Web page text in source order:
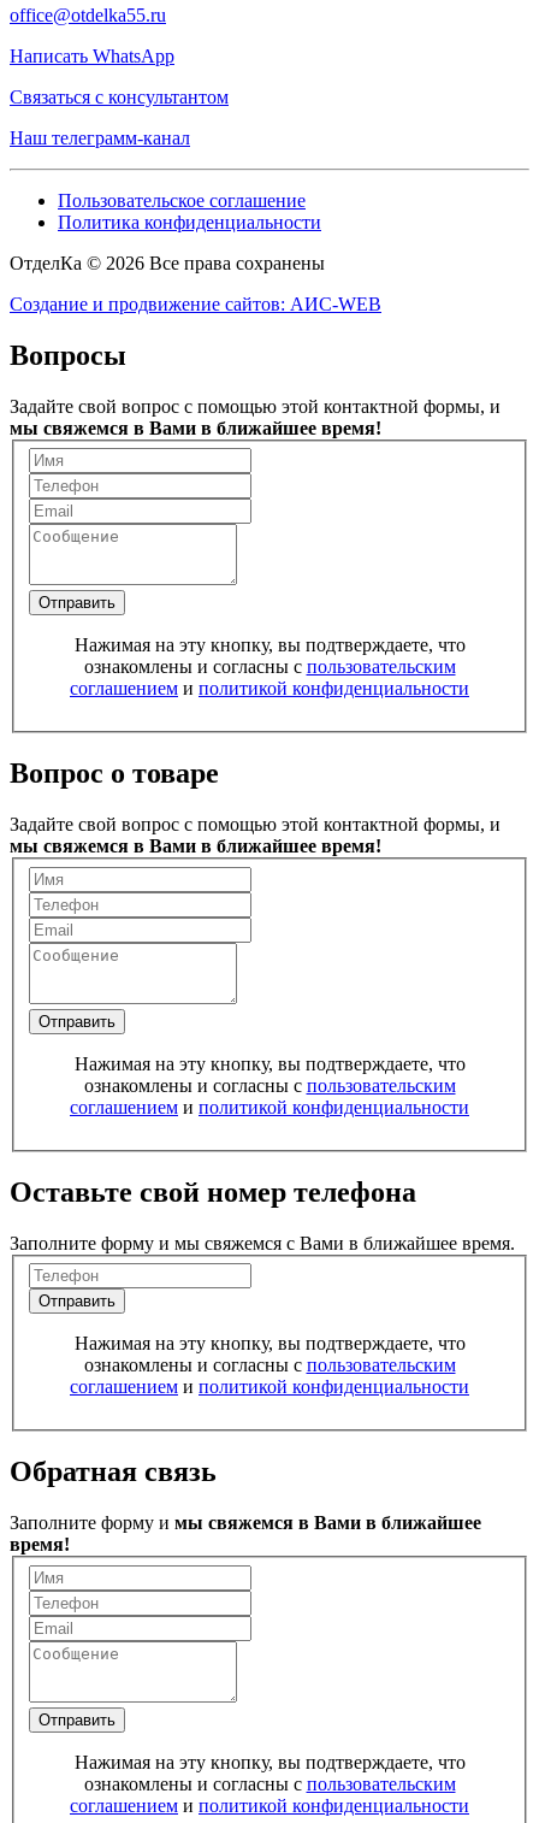
office@otdelka55.ru
Написать WhatsApp
Связаться с консультантом
Наш телеграмм-канал
Пользовательское соглашение
Политика конфиденциальности
ОтделКа © 2026 Все права сохранены
Создание и продвижение сайтов: АИС-WEB
Вопросы
Задайте свой вопрос с помощью этой контактной формы, и
мы свяжемся в Вами в ближайшее время!
Отправить
Нажимая на эту кнопку, вы подтверждаете, что
ознакомлены и согласны с пользовательским
соглашением и политикой конфиденциальности
Вопрос о товаре
Задайте свой вопрос с помощью этой контактной формы, и
мы свяжемся в Вами в ближайшее время!
Отправить
Нажимая на эту кнопку, вы подтверждаете, что
ознакомлены и согласны с пользовательским
соглашением и политикой конфиденциальности
Оставьте свой номер телефона
Заполните форму и мы свяжемся с Вами в ближайшее время.
Отправить
Нажимая на эту кнопку, вы подтверждаете, что
ознакомлены и согласны с пользовательским
соглашением и политикой конфиденциальности
Обратная связь
Заполните форму и мы свяжемся в Вами в ближайшее
время!
Отправить
Нажимая на эту кнопку, вы подтверждаете, что
ознакомлены и согласны с пользовательским
соглашением и политикой конфиденциальности